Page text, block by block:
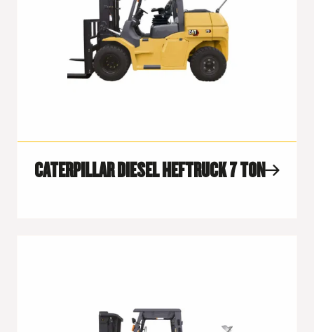
CATERPILLAR DIESEL HEFTRUCK 7 TON